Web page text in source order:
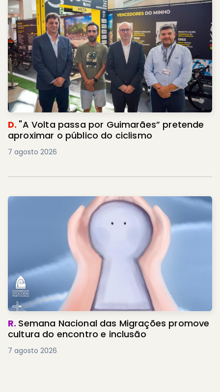
D. "A Volta passa por Guimarães” pretende
aproximar o público do ciclismo
7 agosto 2026
R. Semana Nacional das Migrações promove
cultura do encontro e inclusão
7 agosto 2026